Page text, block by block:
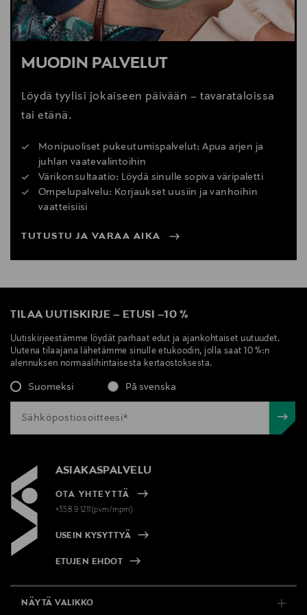
MUODIN PALVELUT
Löydä tyylisi jokaiseen päivään – tavarataloissa
tai etänä.
Monipuoliset pukeutumispalvelut: Apua arjen ja
juhlan vaatevalintoihin
Värikonsultaatio: Löydä sinulle sopiva väripaletti
Ompelupalvelu: Korjaukset uusiin ja vanhoihin
vaatteisiisi
TUTUSTU JA VARAA AIKA
TILAA UUTISKIRJE – ETUSI –10 %
Uutiskirjeestämme löydät parhaat edut ja ajankohtaiset uutuudet.
Uutena tilaajana lähetämme sinulle etukoodin, jolla saat 10 %:n
alennuksen normaalihintaisesta kertaostoksesta.
Suomeksi På svenska
ASIAKASPALVELU
OTA YHTEYTTÄ
+358 9 1211(pvm/mpm)
USEIN KYSYTTYÄ
ETUJEN EHDOT
NÄYTÄ VALIKKO